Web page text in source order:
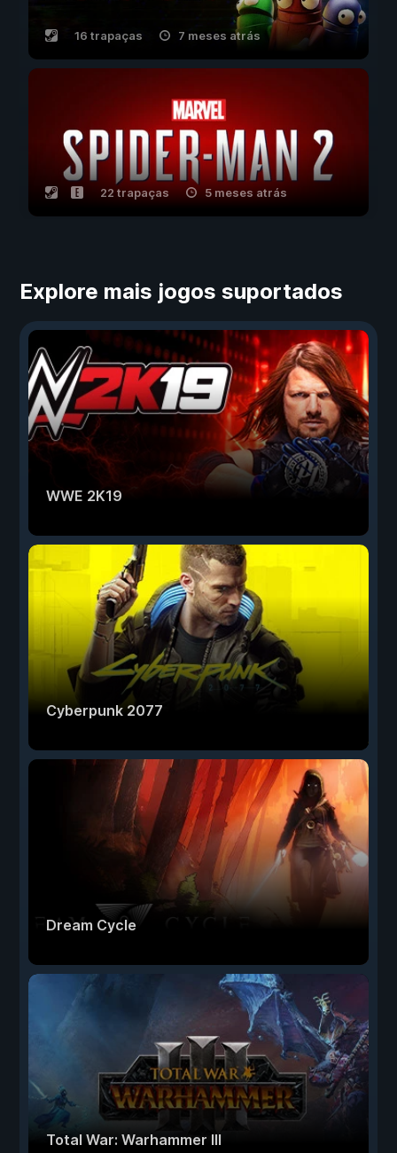
16 trapaças 7 meses atrás
22 trapaças 5 meses atrás
Explore mais jogos suportados
WWE 2K19
Cyberpunk 2077
Dream Cycle
Total War: Warhammer III